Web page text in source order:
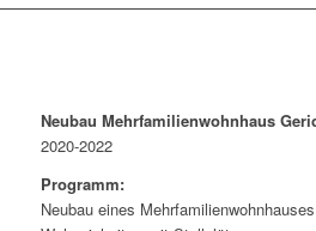
Neubau Mehrfamilienwohnhaus
2020-2022
Programm:
Neubau eines